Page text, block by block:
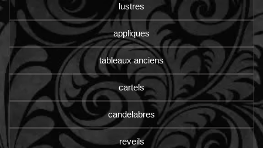
lustres
appliques
tableaux anciens
cartels
candelabres
reveils